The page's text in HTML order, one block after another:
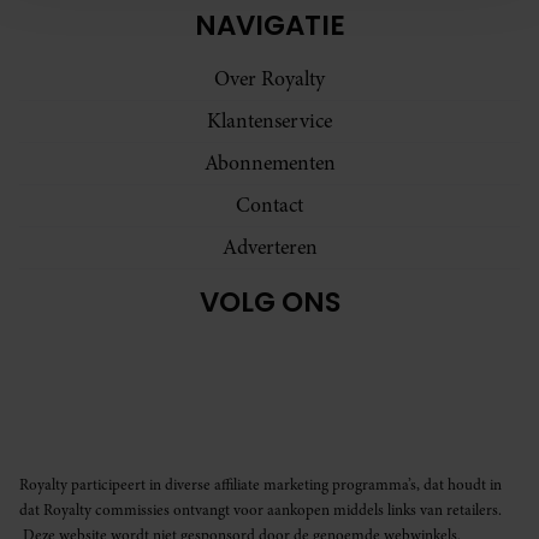
en om ons websiteverkeer te analyseren. Ook delen we
partners voor social media, adverteren en analyse. Deze
partners kunnen deze gegevens combineren met andere
verzameld op basis van uw gebruik van hun services. U
gaat akkoord met onze cookies als u onze website blijft
NAVIGATIE
Over Royalty
Klantenservice
Abonnementen
Contact
Adverteren
VOLG ONS
Royalty participeert in diverse affiliate marketing programma’s, dat houdt in
dat Royalty commissies ontvangt voor aankopen middels links van retailers.